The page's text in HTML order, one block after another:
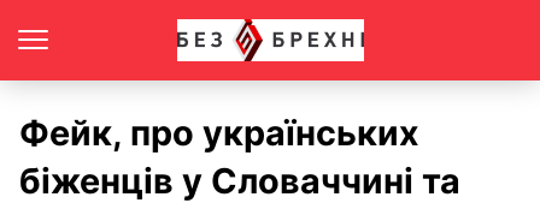
Фейк, про українських
біженців у Словаччині та